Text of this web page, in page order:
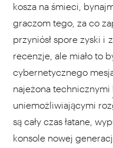
kosza na śmieci,
graczom tego, za co
przyniósł spore zyski i
recenzje, ale miało to
cybernetycznego
najeżona technicznymi
uniemożliwiającymi
są cały czas łatane,
konsole nowej